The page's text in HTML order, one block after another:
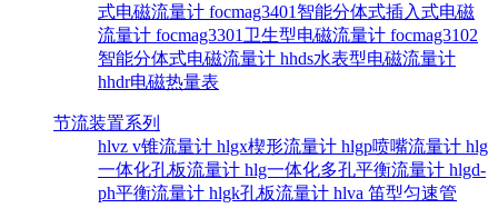
式电磁流量计 focmag3401智能分体式插入式电磁
流量计 focmag3301卫生型电磁流量计 focmag3102
智能分体式电磁流量计 hhds水表型电磁流量计
hhdr电磁热量表
节流装置系列
hlvz v锥流量计 hlgx楔形流量计 hlgp喷嘴流量计 hlg
一体化孔板流量计 hlg一体化多孔平衡流量计 hlgd-
ph平衡流量计 hlgk孔板流量计 hlva 笛型匀速管